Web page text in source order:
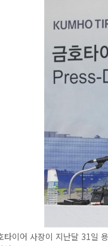
이어 사장이 지난달 31일